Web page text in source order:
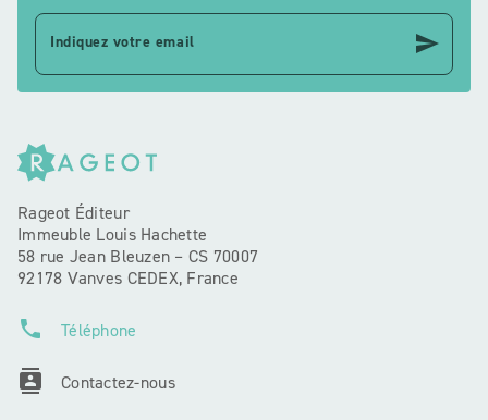
Indiquez votre email send
Rageot Éditeur
Immeuble Louis Hachette
58 rue Jean Bleuzen – CS 70007
92178 Vanves CEDEX, France
phone Téléphone
contacts Contactez-nous